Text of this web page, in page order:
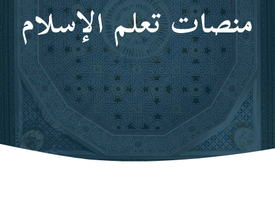
منصات تعلم الإسلام